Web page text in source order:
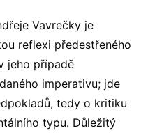
Vavrečky je
reflexi předestřeného
jeho případě
imperativu; jde
tedy o kritiku
typu. Důležitý